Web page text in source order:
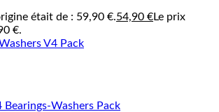
était de : 59,90 €.54,90 €Le prix
€.
Washers Pack